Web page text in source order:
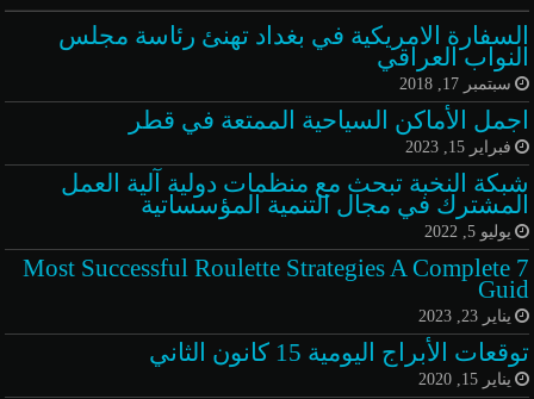
السفارة الامريكية في بغداد تهنئ رئاسة مجلس
النواب العراقي
سبتمبر 17, 2018
اجمل الأماكن السياحية الممتعة في قطر
فبراير 15, 2023
شبكة النخبة تبحث مع منظمات دولية آلية العمل
المشترك في مجال التنمية المؤسساتية
يوليو 5, 2022
7 Most Successful Roulette Strategies A Complete
Guid
يناير 23, 2023
توقعات الأبراج اليومية 15 كانون الثاني
يناير 15, 2020